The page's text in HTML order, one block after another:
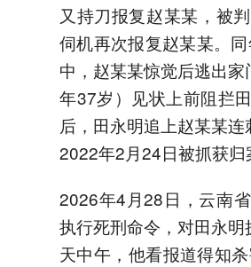
又持刀报复赵某某，被
伺机再次报复赵某某。
中，赵某某惊觉后逃出
年37岁）见状上前阻拦
后，田永明追上赵某某
2022年2月24日被抓获归
2026年4月28日，云南
执行死刑命令，对田永
天中午，他看报道得知